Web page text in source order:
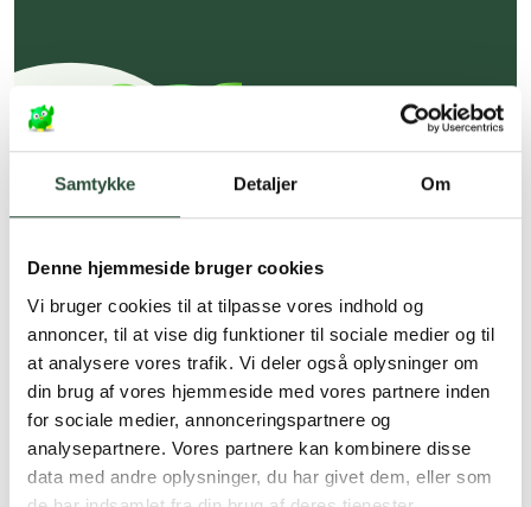
Samtykke Detaljer Om
Denne hjemmeside bruger cookies
Vi bruger cookies til at tilpasse vores indhold og
annoncer, til at vise dig funktioner til sociale medier og til
at analysere vores trafik. Vi deler også oplysninger om
din brug af vores hjemmeside med vores partnere inden
for sociale medier, annonceringspartnere og
analysepartnere. Vores partnere kan kombinere disse
data med andre oplysninger, du har givet dem, eller som